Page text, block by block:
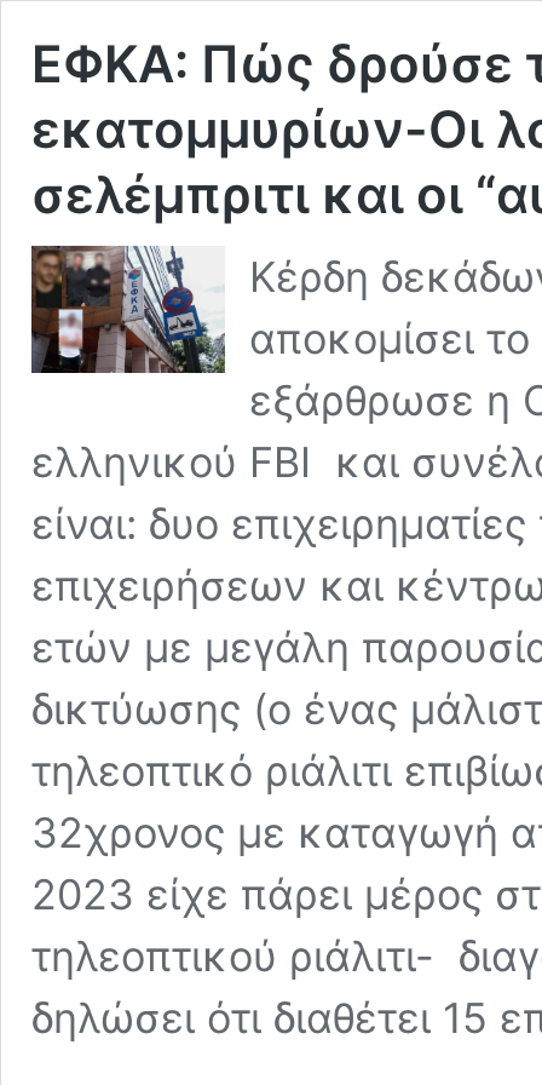
ΕΦΚΑ: Πώς δρούσε
εκατομμυρίων-Οι
σελέμπριτι και οι
Κέρδη
αποκομίσει
εξάρθρωσε η
ελληνικού FBI και
είναι: δυο
επιχειρήσεων και
ετών με μεγάλη
δικτύωσης (ο ένας
τηλεοπτικό ριάλιτι
32χρονος με καταγωγή
2023 είχε πάρει μέρος
τηλεοπτικού ριάλιτι-
δηλώσει ότι διαθέτει 15